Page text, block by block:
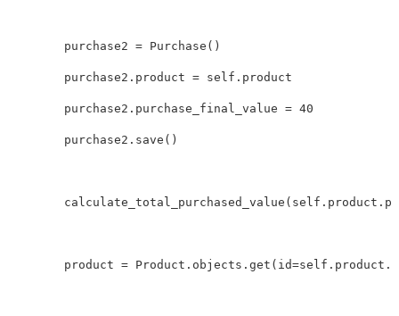
purchase2 = Purchase ()
purchase2 . product = self . product
purchase2 . purchase_final_value = 40
purchase2 . save ()
calculate_total_purchased_value ( self . product . pk
product = Product . objects . get ( id=self . product .